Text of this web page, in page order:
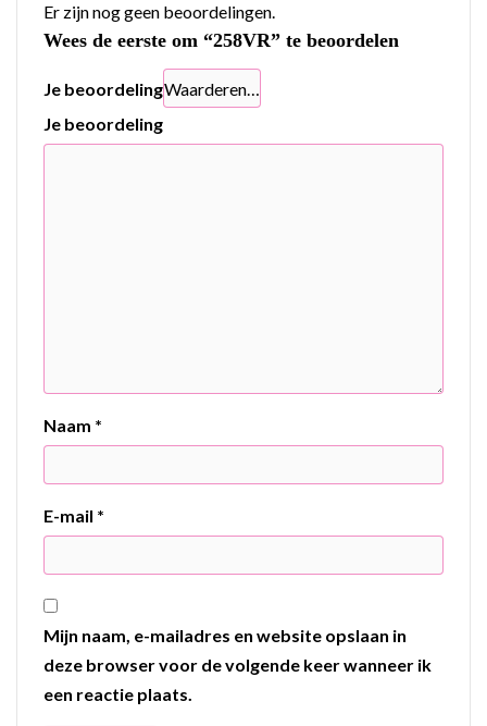
Er zijn nog geen beoordelingen.
Wees de eerste om “258VR” te beoordelen
Je beoordeling
Je beoordeling
Naam *
E-mail *
Mijn naam, e-mailadres en website opslaan in
deze browser voor de volgende keer wanneer ik
een reactie plaats.